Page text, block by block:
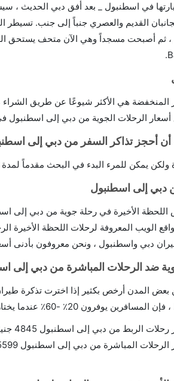
في اسطنبول _ بعد أفق دبي الحديث ،
القديم والعصري جنباً إلى جنب. تسيطر
ثم أصبحت مسجداً وهي الآن متحف يستحق
المنخفضة هي الأكثر شيوعًا عن طريق الشراء
الرحلات الجوية من دبي إلى اسطنبول
أحجز تذاكر السفر من دبي إلى
في البحث مقدماً لمدة 3شهور أو أسبوع على الأقل. ترقب أقل الأسعار على الخطوط الجوية المعروفة.
إلى اسطنبول
الأخيرة في رحلة جوية من دبي إلى
دبي واسطنبول ، ونحن معروفون بأدنى
ضد الرحلات المباشرة من دبي إلى
بعض المدن أرخص بكثير إذا اخترت تذكرة
عندما يختارون الطيران متعدد الرحلات مقابل رحلة مباشرة..
من دبي إلى اسطنبول 4845 جنيهًا إسترلينيًا..
المباشرة من دبي إلى اسطنبول 5599 جنيهًا إسترلينيًا.